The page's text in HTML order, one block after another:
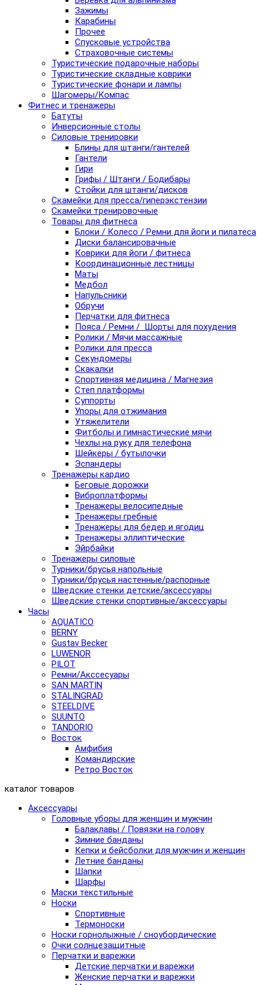
Зажимы
Карабины
Прочее
Спусковые устройства
Страховочные системы
Туристические подарочные наборы
Туристические складные коврики
Туристические фонари и лампы
Шагомеры/Компас
Фитнес и тренажеры
Батуты
Инверсионные столы
Силовые тренировки
Блины для штанги/гантелей
Гантели
Гири
Грифы / Штанги / Бодибары
Стойки для штанги/дисков
Скамейки для пресса/гиперэкстензии
Скамейки тренировочные
Товары для фитнеса
Блоки / Колесо / Ремни для йоги и пилатеса
Диски балансировачные
Коврики для йоги / фитнеса
Координационные лестницы
Маты
Медбол
Напульсники
Обручи
Перчатки для фитнеса
Пояса / Ремни / Шорты для похудения
Ролики / Мячи массажные
Ролики для пресса
Секундомеры
Скакалки
Спортивная медицина / Магнезия
Степ платформы
Суппорты
Упоры для отжимания
Утяжелители
Фитболы и гимнастические мячи
Чехлы на руку для телефона
Шейкеры / бутылочки
Эспандеры
Тренажеры кардио
Беговые дорожки
Виброплатформы
Тренажеры велосипедные
Тренажеры гребные
Тренажеры для бедер и ягодиц
Тренажеры эллиптические
Эйрбайки
Тренажеры силовые
Турники/брусья напольные
Турники/брусья настенные/распорные
Шведские стенки детские/аксессуары
Шведские стенки спортивные/аксессуары
Часы
AQUATICO
BERNY
Gustav Becker
LUWENOR
PILOT
Pемни/Акссесуары
SAN MARTIN
STALINGRAD
STEELDIVE
SUUNTO
TANDORIO
Восток
Амфибия
Командирские
Ретро Восток
каталог товаров
Аксессуары
Головные уборы для женщин и мужчин
Балаклавы / Повязки на голову
Зимние банданы
Кепки и бейсболки для мужчин и женщин
Летние банданы
Шапки
Шарфы
Маски текстильные
Носки
Спортивные
Термоноски
Носки горнолыжные / сноубордические
Очки солнцезащитные
Перчатки и варежки
Детские перчатки и варежки
Женские перчатки и варежки